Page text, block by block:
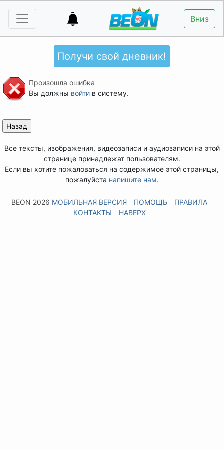
Вниз
Получи свой дневник!
Произошла ошибка
Вы должны войтив систему.
Все тексты, изображения, видеозаписи и аудиозаписи на этой
странице принадлежат пользователям.
Если вы хотите пожаловаться на содержимое этой страницы,
пожалуйста напишите нам.
BEON 2026 МОБИЛЬНАЯ ВЕРСИЯ ПОМОЩЬ
ПРАВИЛА
КОНТАКТЫ
НАВЕРХ